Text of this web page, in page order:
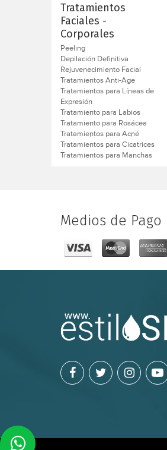
Tratamientos
Faciales -
Corporales
Peeling
Depilación Definitiva
Rejuvenecimiento Facial
Tratamientos Anti-Age
Tratamientos para Líneas de
Expresión
Tratamiento para Labios
Tratamiento para Rosácea
Tratamientos para Acné
Tratamientos para Cicatrices
Tratamientos para Manchas
Medios de Pago